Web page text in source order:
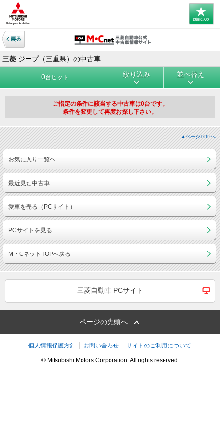
三菱 ジープ（三重県）の中古車
0台ヒット 絞り込み 並べ替え
ご指定の条件に該当する中古車は0台です。
条件を変更して再度お探し下さい。
▲ページTOPへ
お気に入り一覧へ
最近見た中古車
愛車を売る（PCサイト）
PCサイトを見る
M・CネットTOPへ戻る
三菱自動車 PCサイト
ページの先頭へ
個人情報保護方針 お問い合わせ サイトのご利用について
© Mitsubishi Motors Corporation. All rights reserved.